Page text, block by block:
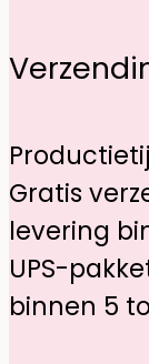
Gratis
levering
UPS-
binnen 5